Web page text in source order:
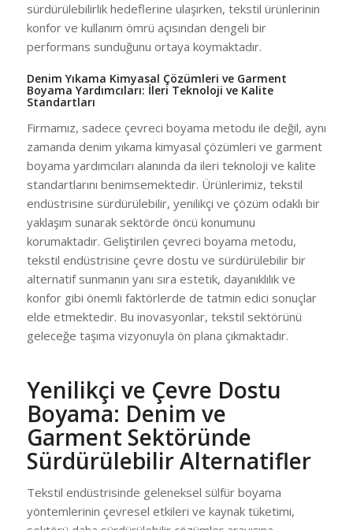
sürdürülebilirlik hedeflerine ulaşırken, tekstil ürünlerinin
konfor ve kullanım ömrü açısından dengeli bir
performans sunduğunu ortaya koymaktadır.
Denim Yıkama Kimyasal Çözümleri ve Garment
Boyama Yardımcıları: İleri Teknoloji ve Kalite
Standartları
Firmamız, sadece çevreci boyama metodu ile değil, aynı
zamanda denim yıkama kimyasal çözümleri ve garment
boyama yardımcıları alanında da ileri teknoloji ve kalite
standartlarını benimsemektedir. Ürünlerimiz, tekstil
endüstrisine sürdürülebilir, yenilikçi ve çözüm odaklı bir
yaklaşım sunarak sektörde öncü konumunu
korumaktadır. Geliştirilen çevreci boyama metodu,
tekstil endüstrisine çevre dostu ve sürdürülebilir bir
alternatif sunmanın yanı sıra estetik, dayanıklılık ve
konfor gibi önemli faktörlerde de tatmin edici sonuçlar
elde etmektedir. Bu inovasyonlar, tekstil sektörünü
geleceğe taşıma vizyonuyla ön plana çıkmaktadır.
Yenilikçi ve Çevre Dostu
Boyama: Denim ve
Garment Sektöründe
Sürdürülebilir Alternatifler
Tekstil endüstrisinde geleneksel sülfür boyama
yöntemlerinin çevresel etkileri ve kaynak tüketimi,